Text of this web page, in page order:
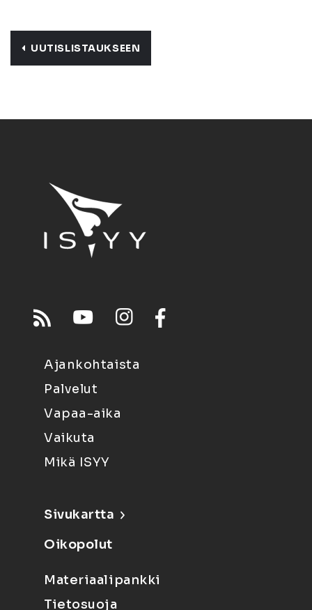
UUTISLISTAUKSEEN
Ajankohtaista
Palvelut
Vapaa-aika
Vaikuta
Mikä ISYY
Sivukartta
Oikopolut
Materiaalipankki
Tietosuoja